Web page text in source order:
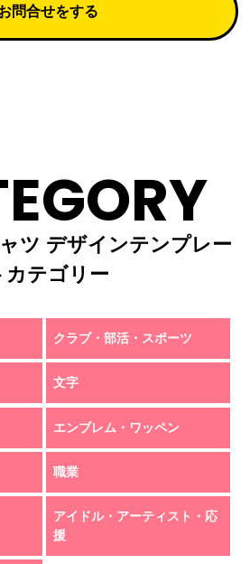
問合せをする
ツ デザインテンプレー
カテゴリー
クラブ・部活・スポーツ
文字
エンブレム・ワッペン
職業
アイドル・アーティスト・応
援